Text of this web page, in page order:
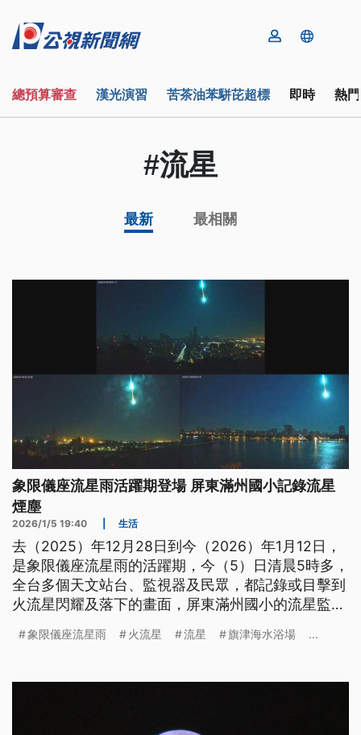
總預算審查 漢光演習 苦茶油苯駢芘超標 即時 熱
#流星
最新 最相關
象限儀座流星雨活躍期登場 屏東滿州國小記錄流星
煙塵
2026/1/5 19:40 生活
去（2025）年12月28日到今（2026）年1月12日，
是象限儀座流星雨的活躍期，今（5）日清晨5時多，
全台多個天文站台、監視器及民眾，都記錄或目擊到
火流星閃耀及落下的畫面，屏東滿州國小的流星監視
象限儀座流星雨 火流星 流星 旗津海水浴場 ...